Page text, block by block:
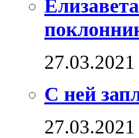
С ней